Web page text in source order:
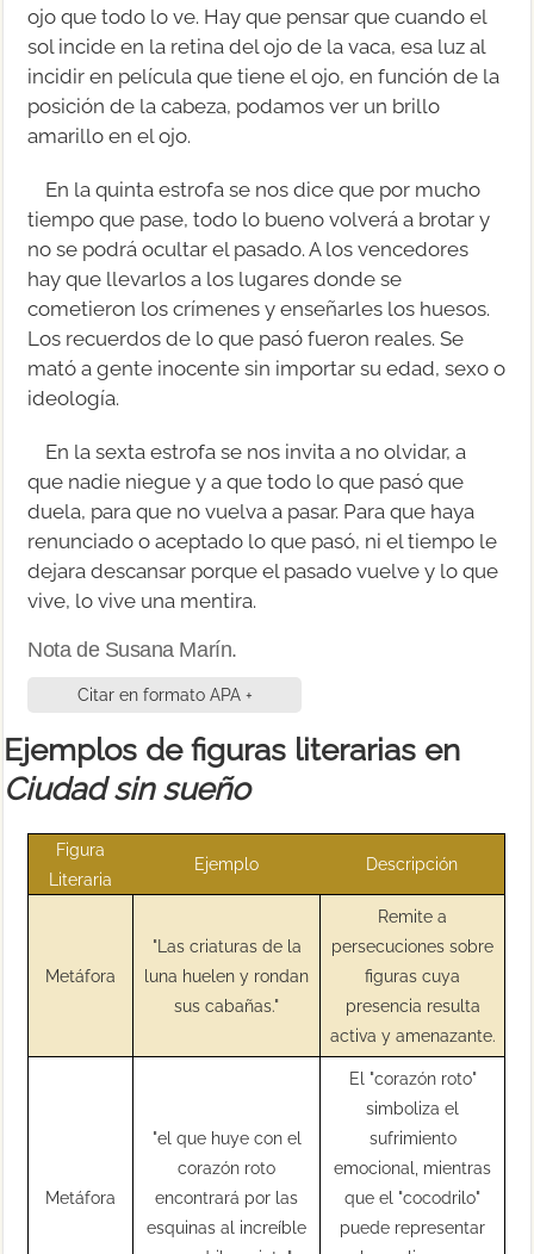
ojo que todo lo ve. Hay que pensar que cuando el
sol incide en la retina del ojo de la vaca, esa luz al
incidir en película que tiene el ojo, en función de la
posición de la cabeza, podamos ver un brillo
amarillo en el ojo.
En la quinta estrofa se nos dice que por mucho
tiempo que pase, todo lo bueno volverá a brotar y
no se podrá ocultar el pasado. A los vencedores
hay que llevarlos a los lugares donde se
cometieron los crímenes y enseñarles los huesos.
Los recuerdos de lo que pasó fueron reales. Se
mató a gente inocente sin importar su edad, sexo o
ideología.
En la sexta estrofa se nos invita a no olvidar, a
que nadie niegue y a que todo lo que pasó que
duela, para que no vuelva a pasar. Para que haya
renunciado o aceptado lo que pasó, ni el tiempo le
dejara descansar porque el pasado vuelve y lo que
vive, lo vive una mentira.
Nota de Susana Marín.
Citar en formato APA +
Ejemplos de figuras literarias en
Ciudad sin sueño
Figura
Literaria
Ejemplo Descripción
Metáfora
"Las criaturas de la
luna huelen y rondan
sus cabañas."
Remite a
persecuciones sobre
figuras cuya
presencia resulta
activa y amenazante.
Metáfora
"el que huye con el
corazón roto
encontrará por las
esquinas al increíble
El "corazón roto"
simboliza el
sufrimiento
emocional, mientras
que el "cocodrilo"
puede representar